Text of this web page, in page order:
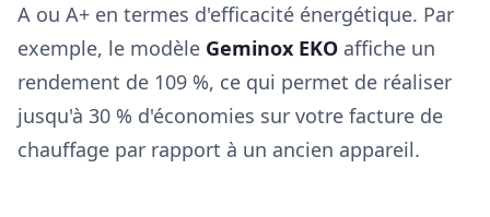
A ou A+ en termes d'efficacité énergétique. Par
exemple, le modèle Geminox EKO affiche un
rendement de 109 %, ce qui permet de réaliser
jusqu'à 30 % d'économies sur votre facture de
chauffage par rapport à un ancien appareil.